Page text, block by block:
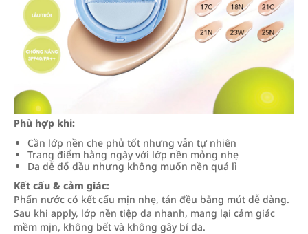
Phù hợp khi:
Cần lớp nền che phủ tốt nhưng vẫn tự nhiên
Trang điểm hằng ngày với lớp nền mỏng nhẹ
Da dễ đổ dầu nhưng không muốn nền quá lì
Kết cấu & cảm giác:
Phấn nước có kết cấu mịn nhẹ, tán đều bằng mút dễ dàng.
Sau khi apply, lớp nền tiệp da nhanh, mang lại cảm giác
mềm mịn, không bết và không gây bí da.